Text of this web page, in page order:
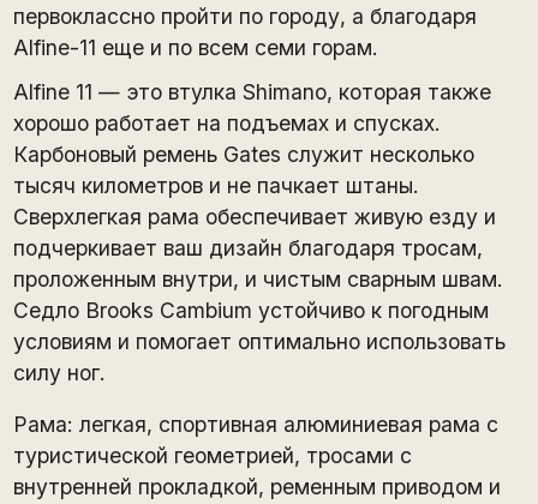
первоклассно пройти по городу, а благодаря
Alfine-11 еще и по всем семи горам.
Alfine 11 — это втулка Shimano, которая также
хорошо работает на подъемах и спусках.
Карбоновый ремень Gates служит несколько
тысяч километров и не пачкает штаны.
Сверхлегкая рама обеспечивает живую езду и
подчеркивает ваш дизайн благодаря тросам,
проложенным внутри, и чистым сварным швам.
Седло Brooks Cambium устойчиво к погодным
условиям и помогает оптимально использовать
силу ног.
Рама: легкая, спортивная алюминиевая рама с
туристической геометрией, тросами с
внутренней прокладкой, ременным приводом и